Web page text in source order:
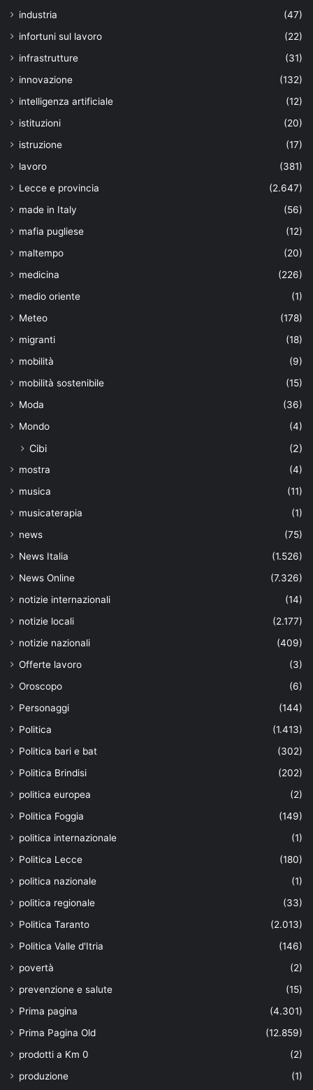
industria
(47)
infortuni sul lavoro
(22)
infrastrutture
(31)
innovazione
(132)
intelligenza artificiale
(12)
istituzioni
(20)
istruzione
(17)
lavoro
(381)
Lecce e provincia
(2.647)
made in Italy
(56)
mafia pugliese
(12)
maltempo
(20)
medicina
(226)
medio oriente
(1)
Meteo
(178)
migranti
(18)
mobilità
(9)
mobilità sostenibile
(15)
Moda
(36)
Mondo
(4)
Cibi (2)
mostra
(4)
musica
(11)
musicaterapia
(1)
news
(75)
News Italia
(1.526)
News Online
(7.326)
notizie internazionali
(14)
notizie locali
(2.177)
notizie nazionali
(409)
Offerte lavoro
(3)
Oroscopo
(6)
Personaggi
(144)
Politica
(1.413)
Politica bari e bat
(302)
Politica Brindisi
(202)
politica europea
(2)
Politica Foggia
(149)
politica internazionale
(1)
Politica Lecce
(180)
politica nazionale
(1)
politica regionale
(33)
Politica Taranto
(2.013)
Politica Valle d'Itria
(146)
povertà
(2)
prevenzione e salute
(15)
Prima pagina
(4.301)
Prima Pagina Old
(12.859)
prodotti a Km 0
(2)
produzione
(1)